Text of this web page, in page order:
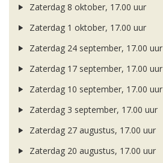
Zaterdag 8 oktober, 17.00 uur
Zaterdag 1 oktober, 17.00 uur
Zaterdag 24 september, 17.00 uur
Zaterdag 17 september, 17.00 uur
Zaterdag 10 september, 17.00 uur
Zaterdag 3 september, 17.00 uur
Zaterdag 27 augustus, 17.00 uur
Zaterdag 20 augustus, 17.00 uur